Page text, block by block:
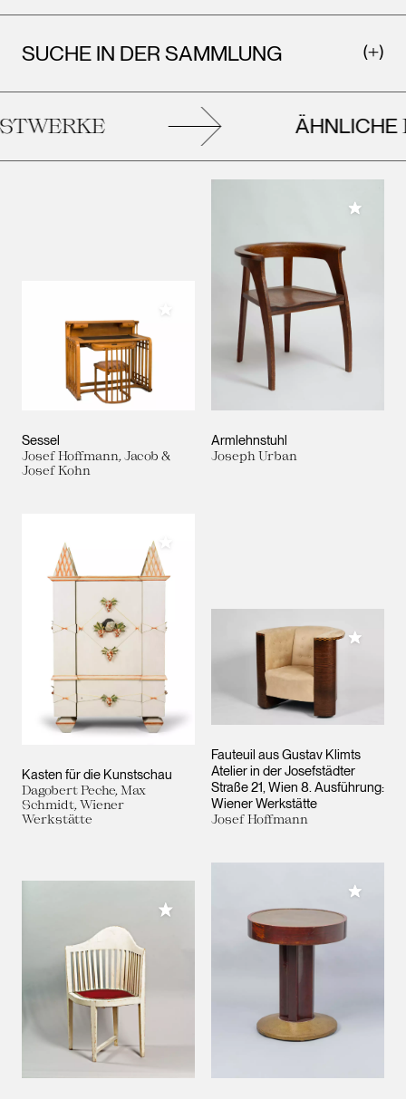
SUCHE IN DER SAMMLUNG
ÄHNLICHE
Sessel
Josef Hoffmann, Jacob &
Josef Kohn
Meiner Sammlung hinzufügen
Armlehnstuhl
Joseph Urban
Meiner
Kasten für die Kunstschau
Dagobert Peche, Max
Schmidt, Wiener
Werkstätte
Meiner Sammlung hinzufügen
Fauteuil aus Gustav Klimts
Atelier in der Josefstädter
Straße 21, Wien 8. Ausführung:
Wiener Werkstätte
Josef Hoffmann
Meiner
Meiner Sammlung hinzufügen
Meiner